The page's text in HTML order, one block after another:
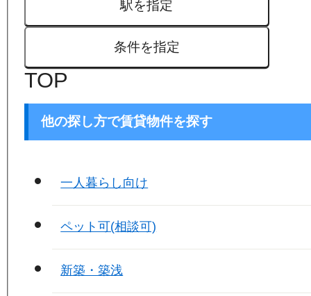
駅を指定
条件を指定
TOP
他の探し方で賃貸物件を探す
一人暮らし向け
ペット可(相談可)
新築・築浅